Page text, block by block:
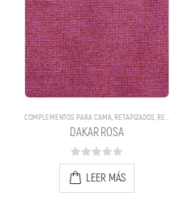
COMPLEMENTOS PARA CAMA,RETAPIZADOS,RETAPIZADOS
DAKAR ROSA
0out of 5
LEER MÁS